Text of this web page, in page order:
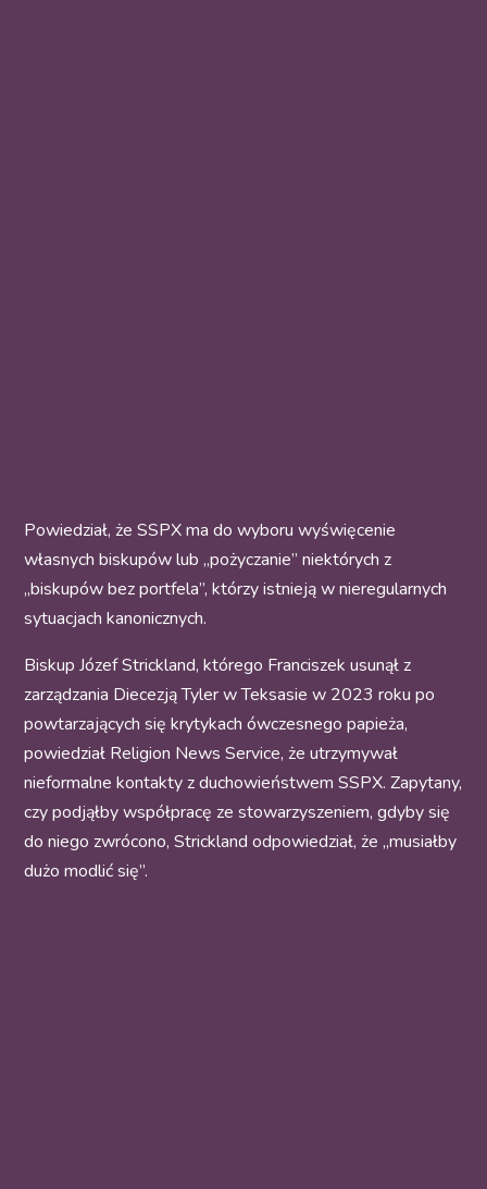
Powiedział, że SSPX ma do wyboru wyświęcenie
własnych biskupów lub „pożyczanie” niektórych z
„biskupów bez portfela”, którzy istnieją w nieregularnych
sytuacjach kanonicznych.
Biskup Józef Strickland, którego Franciszek usunął z
zarządzania Diecezją Tyler w Teksasie w 2023 roku po
powtarzających się krytykach ówczesnego papieża,
powiedział Religion News Service, że utrzymywał
nieformalne kontakty z duchowieństwem SSPX. Zapytany,
czy podjąłby współpracę ze stowarzyszeniem, gdyby się
do niego zwrócono, Strickland odpowiedział, że „musiałby
dużo modlić się”.